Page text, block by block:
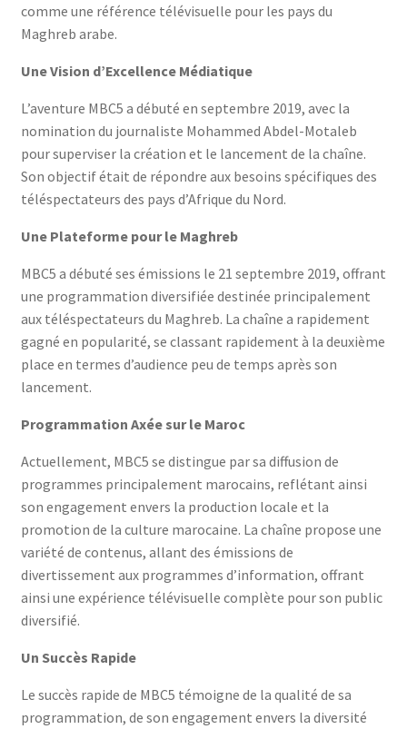
comme une référence télévisuelle pour les pays du
Maghreb arabe.
Une Vision d’Excellence Médiatique
L’aventure MBC5 a débuté en septembre 2019, avec la
nomination du journaliste Mohammed Abdel-Motaleb
pour superviser la création et le lancement de la chaîne.
Son objectif était de répondre aux besoins spécifiques des
téléspectateurs des pays d’Afrique du Nord.
Une Plateforme pour le Maghreb
MBC5 a débuté ses émissions le 21 septembre 2019, offrant
une programmation diversifiée destinée principalement
aux téléspectateurs du Maghreb. La chaîne a rapidement
gagné en popularité, se classant rapidement à la deuxième
place en termes d’audience peu de temps après son
lancement.
Programmation Axée sur le Maroc
Actuellement, MBC5 se distingue par sa diffusion de
programmes principalement marocains, reflétant ainsi
son engagement envers la production locale et la
promotion de la culture marocaine. La chaîne propose une
variété de contenus, allant des émissions de
divertissement aux programmes d’information, offrant
ainsi une expérience télévisuelle complète pour son public
diversifié.
Un Succès Rapide
Le succès rapide de MBC5 témoigne de la qualité de sa
programmation, de son engagement envers la diversité